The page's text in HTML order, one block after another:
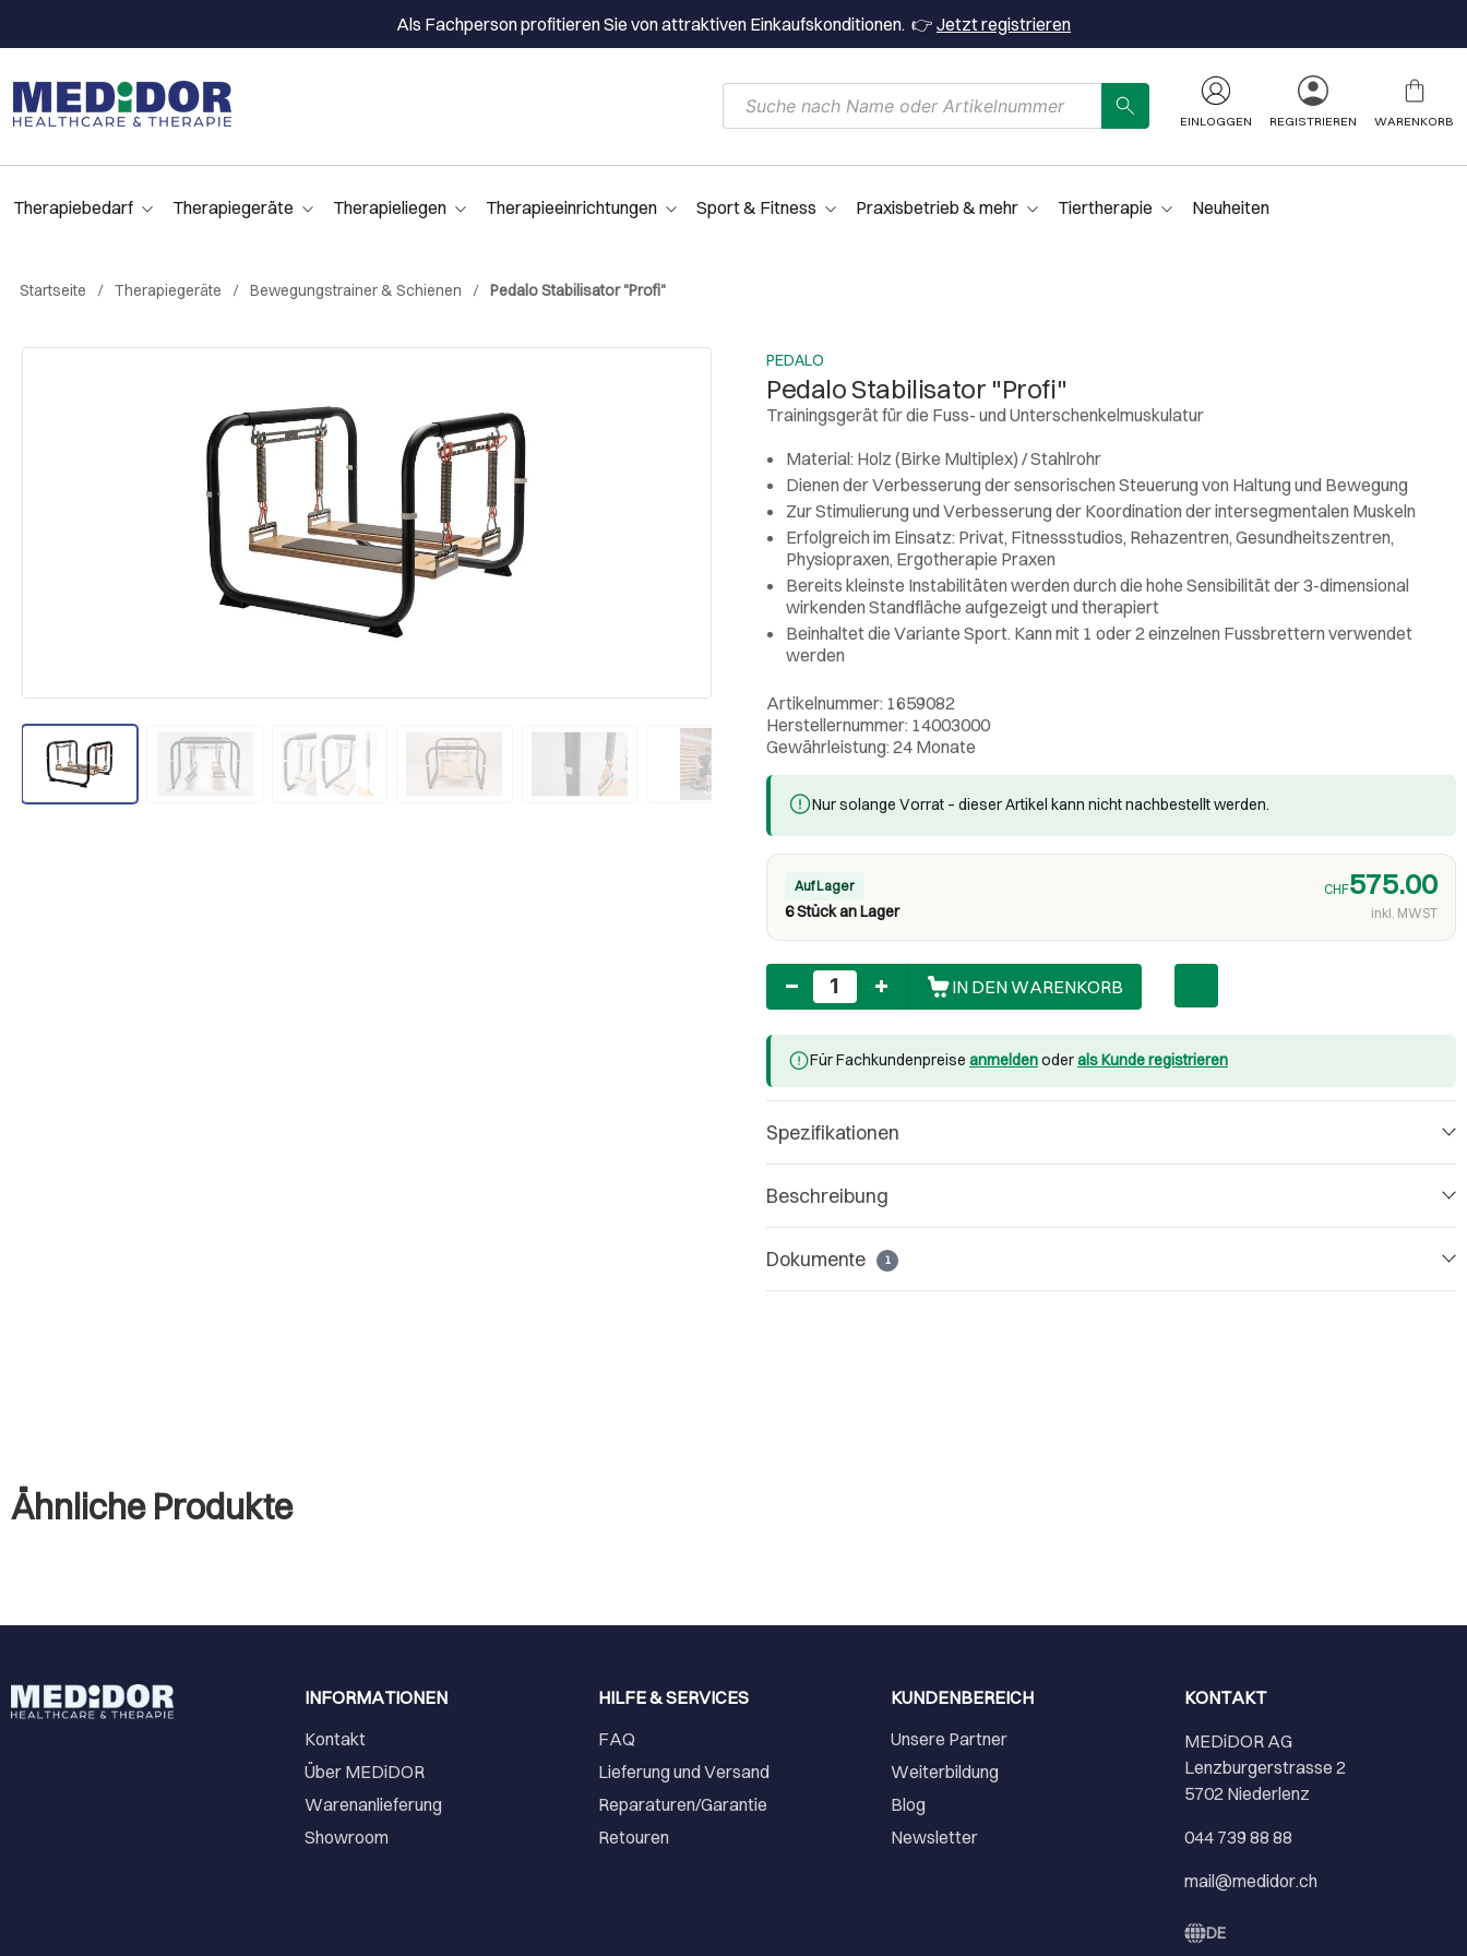
Als Fachperson profitieren Sie von attraktiven Einkaufskonditionen. 👉 Jetzt registrieren
EINLOGGEN REGISTRIEREN WARENKORB
Therapiebedarf Therapiegeräte Therapieliegen Therapieeinrichtungen Sport & Fitness Praxisbetrieb & mehr Tiertherapie Neuheiten
Startseite Therapiegeräte Bewegungstrainer & Schienen Pedalo Stabilisator "Profi"
PEDALO
Pedalo Stabilisator "Profi"
Trainingsgerät für die Fuss- und Unterschenkelmuskulatur
Material: Holz (Birke Multiplex) / Stahlrohr
Dienen der Verbesserung der sensorischen Steuerung von Haltung und Bewegung
Zur Stimulierung und Verbesserung der Koordination der intersegmentalen Muskeln
Erfolgreich im Einsatz: Privat, Fitnessstudios, Rehazentren, Gesundheitszentren,
Physiopraxen, Ergotherapie Praxen
Bereits kleinste Instabilitäten werden durch die hohe Sensibilität der 3-dimensional
wirkenden Standfläche aufgezeigt und therapiert
Beinhaltet die Variante Sport. Kann mit 1 oder 2 einzelnen Fussbrettern verwendet
werden
Artikelnummer: 1659082
Herstellernummer: 14003000
Gewährleistung: 24 Monate
Nur solange Vorrat – dieser Artikel kann nicht nachbestellt werden.
Auf Lager
6 Stück an Lager
CHF575.00
inkl. MWST
Anzahl
IN DEN WARENKORB
Für Fachkundenpreise anmeldenoderals Kunde registrieren
Spezifikationen
Beschreibung
Dokumente 1
Ähnliche Produkte
INFORMATIONEN
Kontakt
Über MEDiDOR
Warenanlieferung
Showroom
HILFE & SERVICES
FAQ
Lieferung und Versand
Reparaturen/Garantie
Retouren
KUNDENBEREICH
Unsere Partner
Weiterbildung
Blog
Newsletter
KONTAKT
MEDiDOR AG
Lenzburgerstrasse 2
5702 Niederlenz
044 739 88 88
mail@medidor.ch
DE